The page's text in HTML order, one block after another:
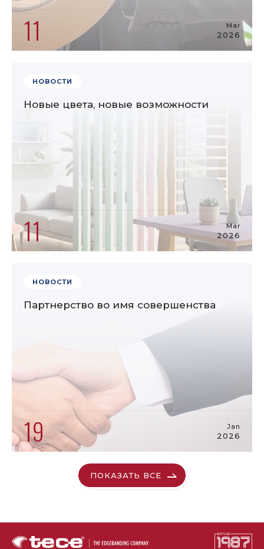
11 Mar
2026
НОВОСТИ
Новые цвета, новые возможности
11 Mar
2026
НОВОСТИ
Партнерство во имя совершенства
19 Jan
2026
ПОКАЗАТЬ ВСЕ